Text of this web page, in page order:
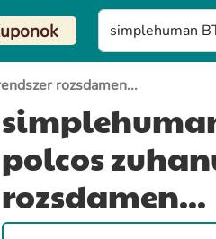
rozsdamen...
polcos
rozsdamen...